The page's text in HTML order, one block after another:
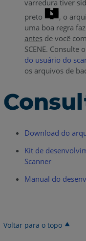
varredura tiver
preto
, o
uma boa regra
antesde você
SCENE. Consulte o
do usuário do
os arquivos de
Download do
Kit de
Scanner
Manual do
Voltar para o topo